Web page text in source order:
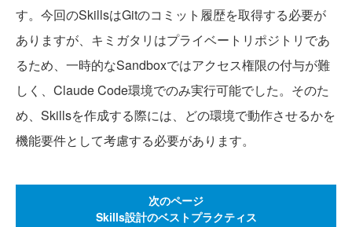
す。今回のSkillsはGitのコミット履歴を取得する必要が
ありますが、キミガタリはプライベートリポジトリであ
るため、一時的なSandboxではアクセス権限の付与が難
しく、Claude Code環境でのみ実行可能でした。そのた
め、Skillsを作成する際には、どの環境で動作させるかを
機能要件として考慮する必要があります。
次のページ
Skills設計のベストプラクティス